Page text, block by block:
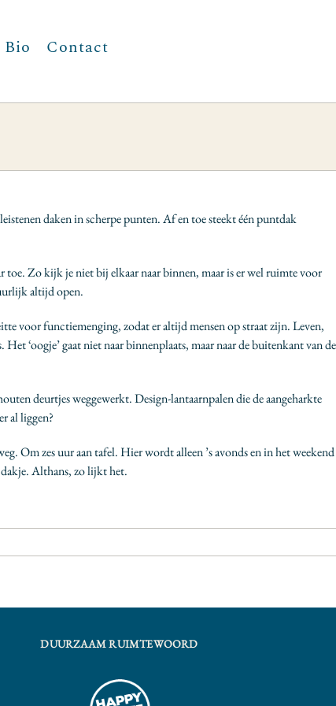
Bio Contact
daken in scherpe punten. Af en toe steekt één puntdak
toe. Zo kijk je niet bij elkaar naar binnen, maar is er wel ruimte voor
altijd open.
voor functiemenging, zodat er altijd mensen op straat zijn. Leven,
‘oogje’ gaat niet naar binnenplaats, maar naar de buitenkant van de
deurtjes weggewerkt. Design-lantaarnpalen die de aangeharkte
al liggen?
Om zes uur aan tafel. Hier wordt alleen ’s avonds en in het weekend
dakje. Althans, zo lijkt het.
DUURZAAM RUIMTEWOORD